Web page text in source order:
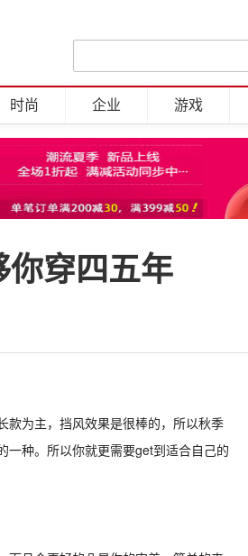
时尚 企业 游戏
你穿四五年
款为主，挡风效果是很棒的，所以秋季
一种。所以你就更需要get到适合自己的